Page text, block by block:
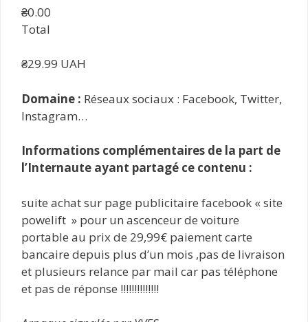
₴0.00
Total
₴29.99 UAH
Domaine : Réseaux sociaux : Facebook, Twitter,
Instagram…
Informations complémentaires de la part de
l’Internaute ayant partagé ce contenu :
suite achat sur page publicitaire facebook « site
powelift » pour un ascenceur de voiture
portable au prix de 29,99€ paiement carte
bancaire depuis plus d’un mois ,pas de livraison
et plusieurs relance par mail car pas téléphone
et pas de réponse !!!!!!!!!!!!!!